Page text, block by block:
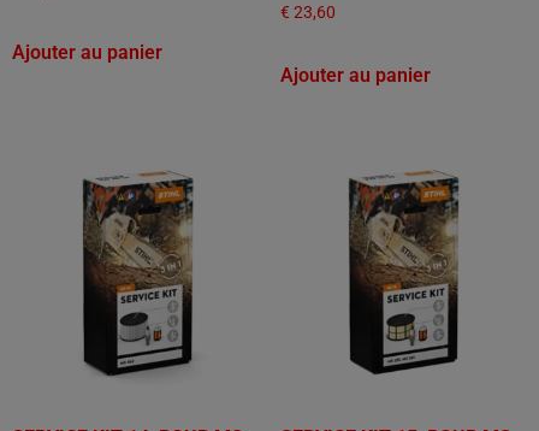
Ajouter au panier
€ 23,60
Ajouter au panier